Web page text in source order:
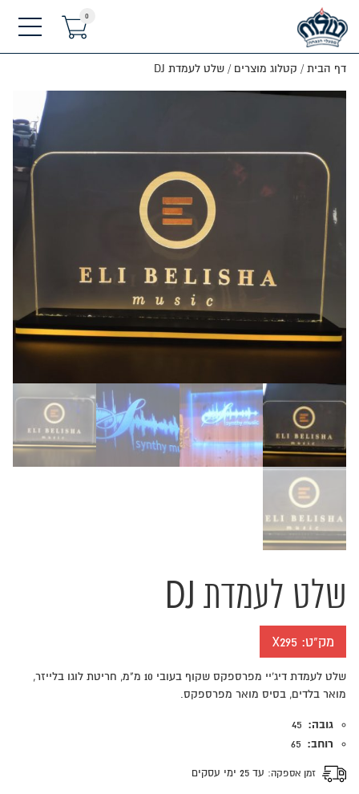
0
תפריט
דף הבית/ קטלוג מוצרים / שלט לעמדת DJ
שלט לעמדת DJ
מק"ט:X295
שלט לעמדת דיג'יי מפרספקס שקוף בעובי 10 מ"מ, חריטת לוגו בלייזר,
מואר בלדים, בסיס מואר מפרספקס.
גובה: 45
רוחב: 65
זמן אספקה: עד 25 ימי עסקים